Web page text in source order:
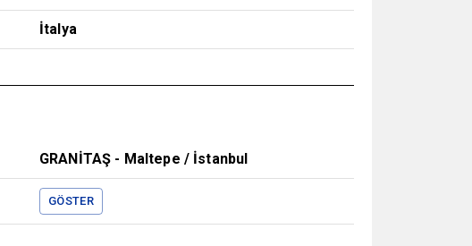
İtalya
GRANİTAŞ - Maltepe / İstanbul
GÖSTER